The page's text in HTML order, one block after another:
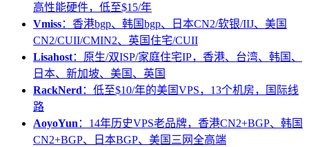
高性能硬件，低至$15/年
Vmiss：香港bgp、韩国bgp、日本CN2/软银/IIJ、美国
CN2/CUII/CMIN2、英国住宅/CUII
Lisahost：原生/双ISP/家庭住宅IP，香港、台湾、韩国、
日本、新加坡、美国、英国
RackNerd ：低至$10/年的美国VPS，13个机房，国际线
路
AoyoYun ：14年历史VPS老品牌，香港CN2+BGP、韩国
CN2+BGP、日本BGP、美国三网全高端